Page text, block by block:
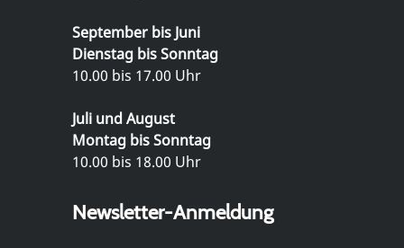
September bis Juni
Dienstag bis Sonntag
10.00 bis 17.00 Uhr
Juli und August
Montag bis Sonntag
10.00 bis 18.00 Uhr
Newsletter-Anmeldung